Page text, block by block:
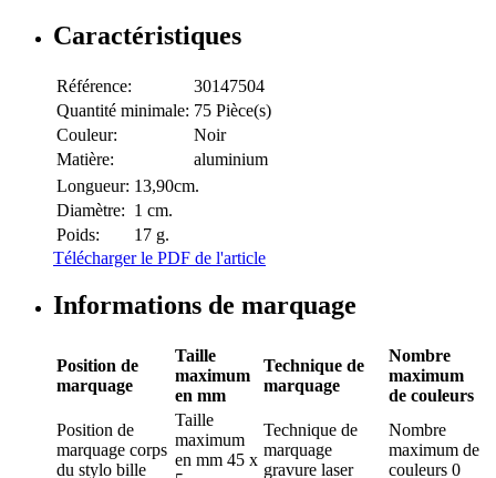
Caractéristiques
Référence:
30147504
Quantité minimale: 75 Pièce(s)
Couleur:
Noir
Matière:
aluminium
Longueur: 13,90cm.
Diamètre: 1 cm.
Poids:
17 g.
Télécharger le PDF de l'article
Informations de marquage
Position de
marquage
Taille
maximum
en mm
Technique de
marquage
Nombre
maximum
de couleurs
Position de
marquage corps
du stylo bille
Taille
maximum
en mm 45 x
Technique de
marquage
gravure laser
Nombre
maximum de
couleurs 0